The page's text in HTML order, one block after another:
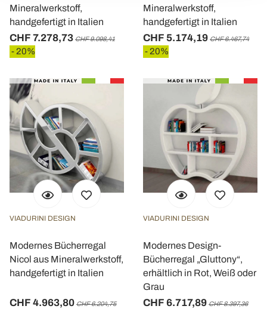
Mineralwerkstoff,
handgefertigt in Italien
CHF 7.278,73 CHF 9.098,41
- 20%
Mineralwerkstoff,
handgefertigt in Italien
CHF 5.174,19 CHF 6.467,74
- 20%
VIADURINI DESIGN
Modernes Bücherregal
Nicol aus Mineralwerkstoff,
handgefertigt in Italien
CHF 4.963,80 CHF 6.204,75
VIADURINI DESIGN
Modernes Design-
Bücherregal „Gluttony“,
erhältlich in Rot, Weiß oder
Grau
CHF 6.717,89 CHF 8.397,36